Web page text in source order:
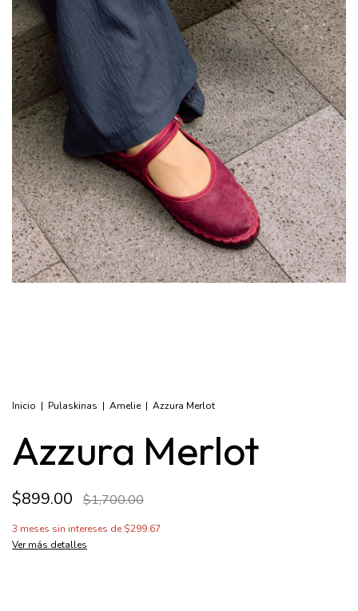
Inicio | Pulaskinas | Amelie | Azzura Merlot
Azzura Merlot
$899.00 $1,700.00
3 meses sin intereses de $299.67
Ver más detalles